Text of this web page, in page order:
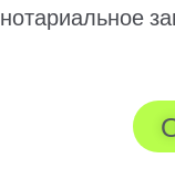
нотариальное